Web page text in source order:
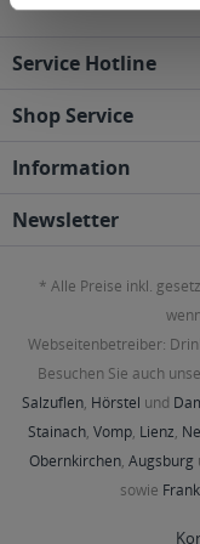
Service Hotline
Shop Service
Information
Newsletter
* Alle Preise inkl.
Webseitenbetreiber:
Besuchen Sie auch
Salzuflen, Hörstel und
Stainach, Vomp, Lienz,
Obernkirchen, Augsburg
sowie